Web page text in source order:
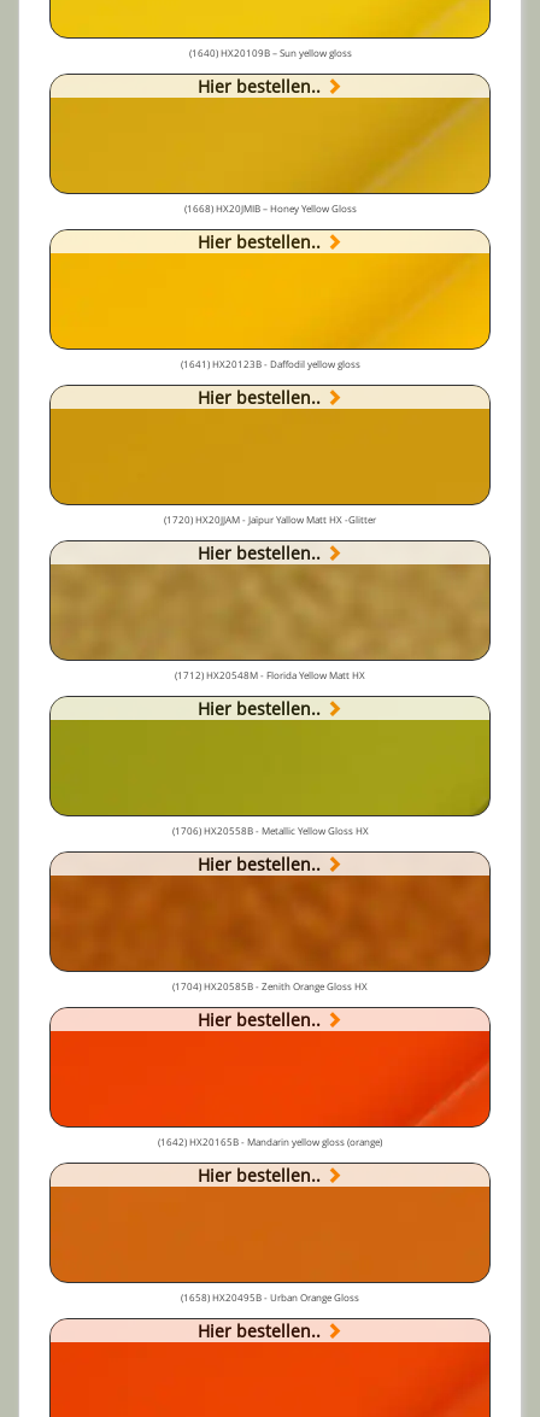
(1640) HX20109B – Sun yellow gloss
Hier bestellen..
(1668) HX20JMIB – Honey Yellow Gloss
Hier bestellen..
(1641) HX20123B - Daffodil yellow gloss
Hier bestellen..
(1720) HX20JJAM - Jaïpur Yallow Matt HX -Glitter
Hier bestellen..
(1712) HX20548M - Florida Yellow Matt HX
Hier bestellen..
(1706) HX20558B - Metallic Yellow Gloss HX
Hier bestellen..
(1704) HX20585B - Zenith Orange Gloss HX
Hier bestellen..
(1642) HX20165B - Mandarin yellow gloss (orange)
Hier bestellen..
(1658) HX20495B - Urban Orange Gloss
Hier bestellen..